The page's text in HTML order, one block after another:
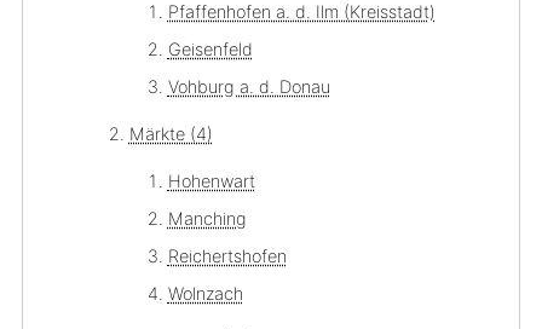
Pfaffenhofen a. d. Ilm (Kreisstadt)
Geisenfeld
Vohburg a. d. Donau
Märkte (4)
Hohenwart
Manching
Reichertshofen
Wolnzach